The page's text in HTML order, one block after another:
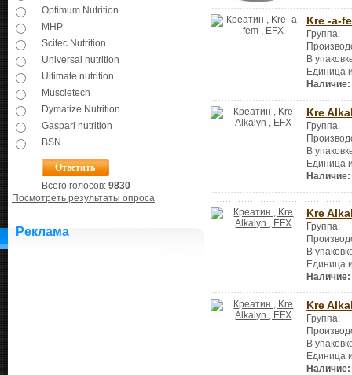
Optimum Nutrition
MHP
Scitec Nutrition
Universal nutrition
Ultimate nutrition
Muscletech
Dymatize Nutrition
Gaspari nutrition
BSN
Всего голосов: 9830
Посмотреть результаты опроса
Реклама
Kre -a-
Группа:
В
Единица
Наличие:
Kre
Группа:
В
Единица
Наличие:
Kre
Группа:
В
Единица
Наличие:
Kre
Группа:
В
Единица
Наличие: